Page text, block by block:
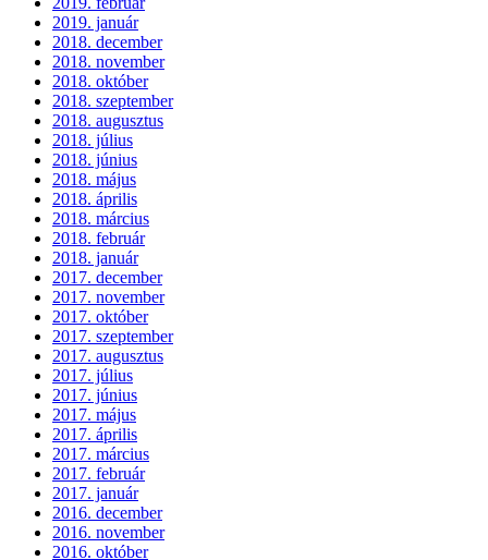
2019. január
2018. december
2018. november
2018. október
2018. szeptember
2018. augusztus
2018. július
2018. június
2018. május
2018. április
2018. március
2018. február
2018. január
2017. december
2017. november
2017. október
2017. szeptember
2017. augusztus
2017. július
2017. június
2017. május
2017. április
2017. március
2017. február
2017. január
2016. december
2016. november
2016. október